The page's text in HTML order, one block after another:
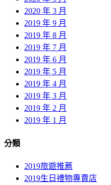
2020 年 3 月
2019 年 9 月
2019 年 8 月
2019 年 7 月
2019 年 6 月
2019 年 5 月
2019 年 4 月
2019 年 3 月
2019 年 2 月
2019 年 1 月
分類
2019旅遊推薦
2019生日禮物專賣店